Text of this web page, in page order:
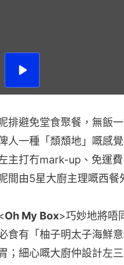
播
排避免堂食聚餐，無飯
人一種「頹頹地」嘅感
主打冇mark-up、免運
間由5星大廚主理嘅西餐
Oh My Box>巧妙地將唔
食有「柚子明太子海鮮
；細心嘅大廚仲設計左